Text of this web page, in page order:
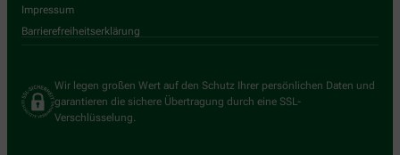
Impressum
Barrierefreiheitserklärung
Wir legen großen Wert auf den Schutz Ihrer persönlichen Daten und
garantieren die sichere Übertragung durch eine SSL-
Verschlüsselung.